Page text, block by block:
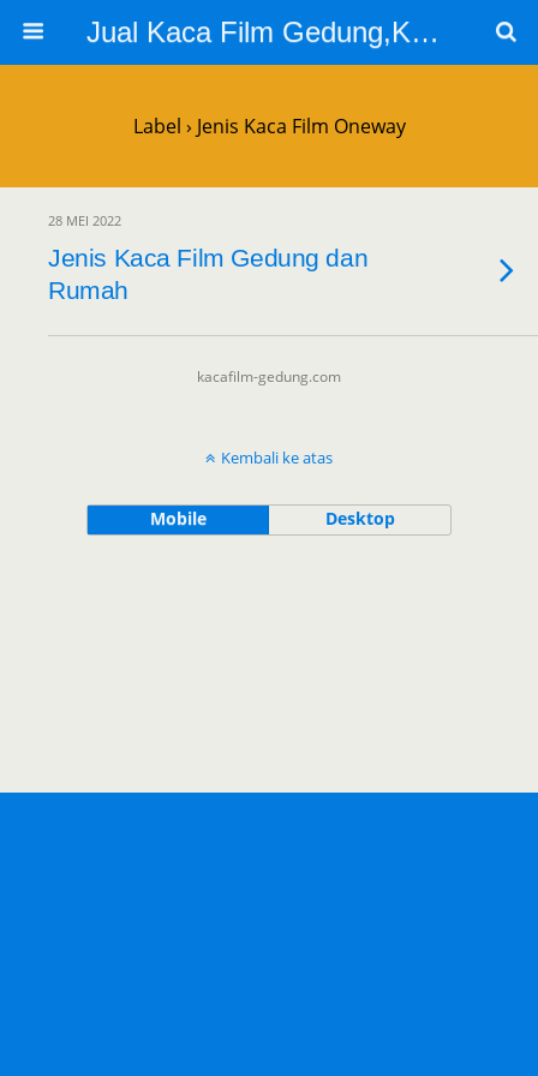
Jual Kaca Film Gedung,Kaca Film 3m
Label › Jenis Kaca Film Oneway
28 MEI 2022
Jenis Kaca Film Gedung dan
Rumah
kacafilm-gedung.com
Kembali ke atas
Mobile Desktop